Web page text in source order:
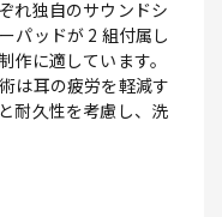
れ独自のサウンドシ
パッドが 2 組付属し
作に適しています。
は耳の疲労を軽減す
耐久性を考慮し、洗